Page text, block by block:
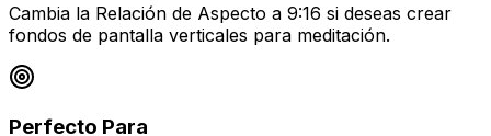
Cambia la Relación de Aspecto a 9:16 si deseas crear
fondos de pantalla verticales para meditación.
Perfecto Para